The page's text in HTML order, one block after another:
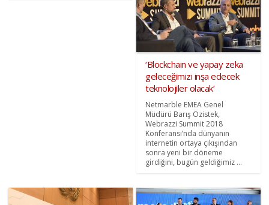
‘Blockchain ve yapay zeka
geleceğimizi inşa edecek
teknolojiler olacak’
Netmarble EMEA Genel
Müdürü Barış Özistek,
Webrazzi Summit 2018
Konferansı’nda dünyanın
internetin ortaya çıkışından
sonra yeni bir döneme
girdiğini, bugün geldiğimiz ...